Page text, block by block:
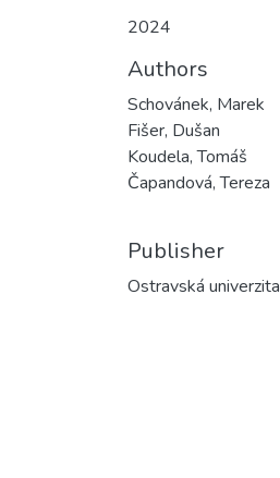
2024
Authors
Schovánek, Marek
Fišer, Dušan
Koudela, Tomáš
Čapandová, Tereza
Publisher
Ostravská univerzita